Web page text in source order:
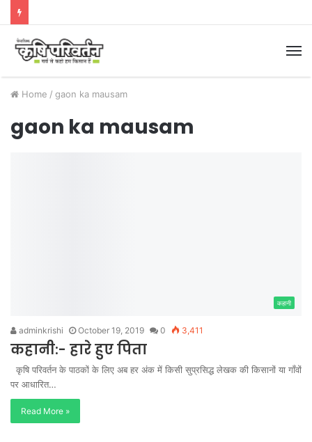
Home / gaon ka mausam
gaon ka mausam
कहानी
adminkrishi October 19, 2019 0 3,411
कहानी:- हारे हुए पिता
कृषि परिवर्तन के पाठकों के लिए अब हर अंक में किसी सुप्रसिद्ध लेखक की किसानों या गाँवों
पर आधारित…
Read More »